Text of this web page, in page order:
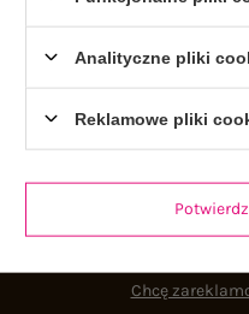
Status
Chcę
Analityczne pliki
Reklamowe pliki